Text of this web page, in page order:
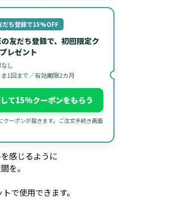
だち登録で15%OFF
友だち登録で、初回限定ク
レゼント
し
1回まで／有効期限2カ月
て15%クーポンをもらう
クーポンが届きます。ご注文手続き画面
感じるように
を。
で使用できます。